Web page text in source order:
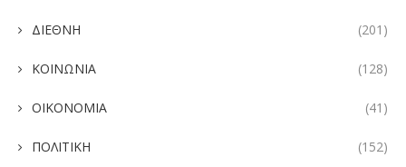
ΔΙΕΘΝΗ (201)
ΚΟΙΝΩΝΙΑ (128)
ΟΙΚΟΝΟΜΙΑ (41)
ΠΟΛΙΤΙΚΗ (152)